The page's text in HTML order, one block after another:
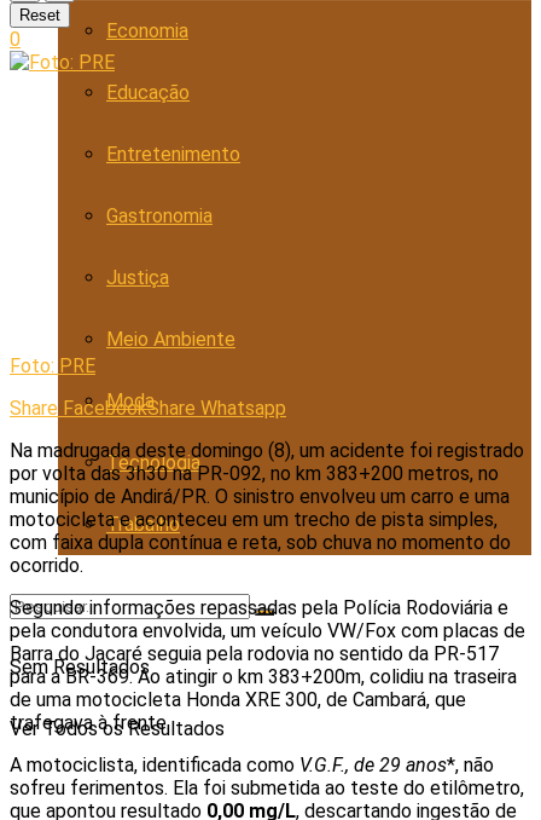
Economia
Educação
Entretenimento
Gastronomia
Justiça
Meio Ambiente
Moda
Tecnologia
Trabalho
Sem Resultados
Ver Todos os Resultados
Reset
0
Foto: PRE
Share FacebookShare Whatsapp
Na madrugada deste domingo (8), um acidente foi registrado
por volta das 3h30 na PR-092, no km 383+200 metros, no
município de Andirá/PR. O sinistro envolveu um carro e uma
motocicleta e aconteceu em um trecho de pista simples,
com faixa dupla contínua e reta, sob chuva no momento do
ocorrido.
Segundo informações repassadas pela Polícia Rodoviária e
pela condutora envolvida, um veículo VW/Fox com placas de
Barra do Jacaré seguia pela rodovia no sentido da PR-517
para a BR-369. Ao atingir o km 383+200m, colidiu na traseira
de uma motocicleta Honda XRE 300, de Cambará, que
trafegava à frente.
A motociclista, identificada como V.G.F., de 29 anos*, não
sofreu ferimentos. Ela foi submetida ao teste do etilômetro,
que apontou resultado 0,00 mg/L, descartando ingestão de